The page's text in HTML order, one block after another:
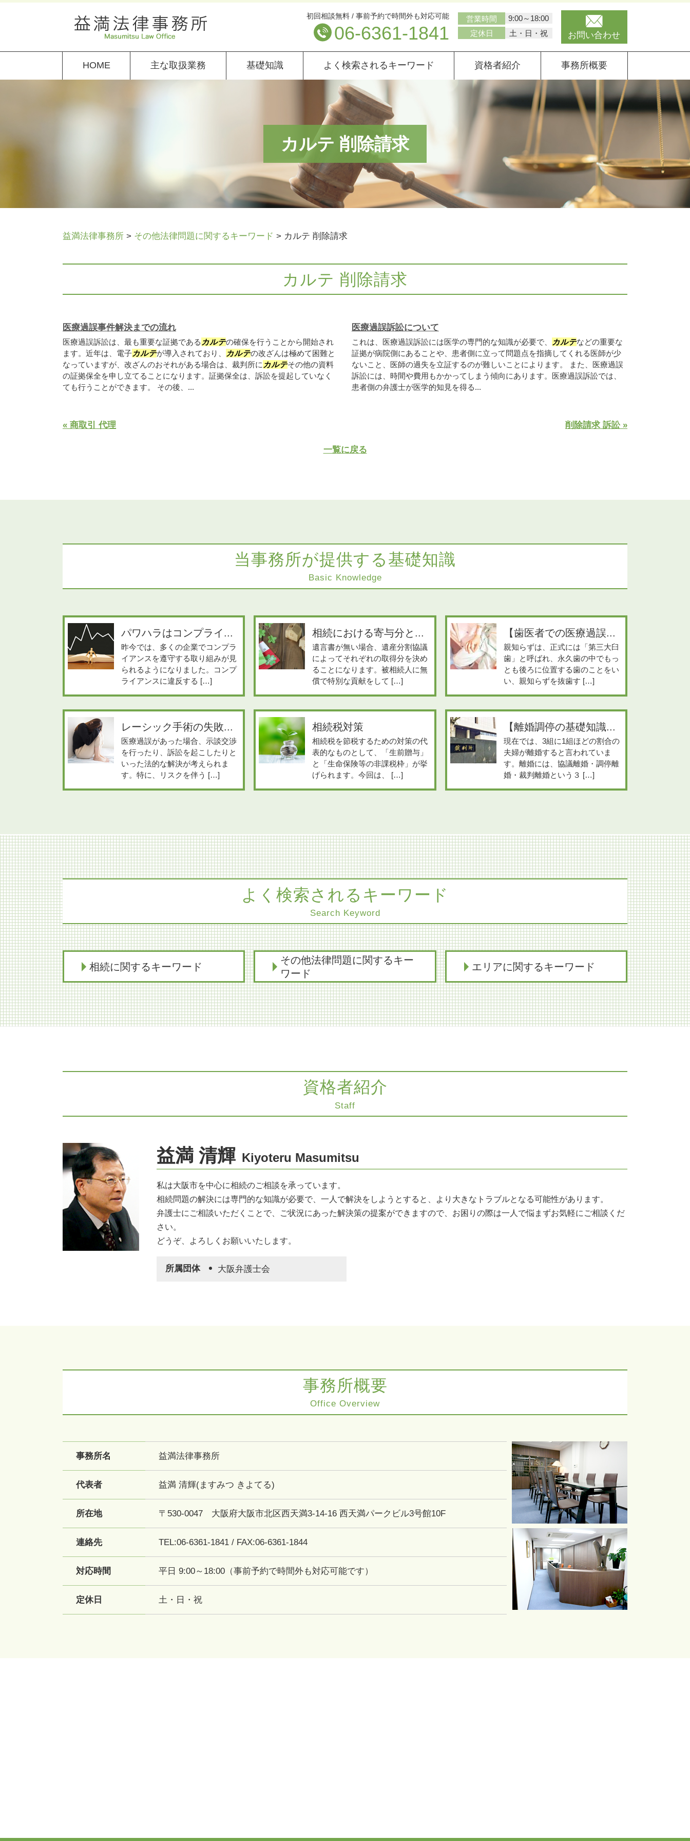
カルテ 削除請求
初回相談無料 / 事前予約で時間外も対応可能
06-6361-1841
営業時間
9:00～18:00
定休日
土・日・祝 お問い合わせ
HOME 主な取扱業務 基礎知識 よく検索されるキーワード 資格者紹介 事務所概要
益満法律事務所 > その他法律問題に関するキーワード > カルテ 削除請求
カルテ 削除請求
医療過誤事件解決までの流れ
医療過誤訴訟は、最も重要な証拠である カルテの確保を行うことから開始され
ます。近年は、電子カルテが導入されており、 カルテの改ざんは極めて困難と
なっていますが、改ざんのおそれがある場合は、裁判所に カルテその他の資料
の証拠保全を申し立てることになります。証拠保全は、訴訟を提起していなく
ても行うことができます。 その後、...
医療過誤訴訟について
これは、医療過誤訴訟には医学の専門的な知識が必要で、 カルテなどの重要な
証拠が病院側にあることや、患者側に立って問題点を指摘してくれる医師が少
ないこと、医師の過失を立証するのが難しいことによります。 また、医療過誤
訴訟には、時間や費用もかかってしまう傾向にあります。医療過誤訴訟では、
患者側の弁護士が医学的知見を得る...
« 商取引 代理 削除請求 訴訟 »
一覧に戻る
当事務所が提供する基礎知識
Basic Knowledge
パワハラはコンプライ...
昨今では、多くの企業でコンプラ
イアンスを遵守する取り組みが見
られるようになりました。コンプ
ライアンスに違反する […]
相続における寄与分と...
遺言書が無い場合、遺産分割協議
によってそれぞれの取得分を決め
ることになります。被相続人に無
償で特別な貢献をして […]
【歯医者での医療過誤...
親知らずは、正式には「第三大臼
歯」と呼ばれ、永久歯の中でもっ
とも後ろに位置する歯のことをい
い、親知らずを抜歯す […]
レーシック手術の失敗...
医療過誤があった場合、示談交渉
を行ったり、訴訟を起こしたりと
いった法的な解決が考えられま
す。特に、リスクを伴う […]
相続税対策
相続税を節税するための対策の代
表的なものとして、「生前贈与」
と「生命保険等の非課税枠」が挙
げられます。今回は、 […]
【離婚調停の基礎知識...
現在では、3組に1組ほどの割合の
夫婦が離婚すると言われていま
す。離婚には、協議離婚・調停離
婚・裁判離婚という３ […]
よく検索されるキーワード
Search Keyword
相続に関するキーワード
遺留分 法定相続分 違い
相続 遺産分割協議書
相続放棄 あとから
相続放棄 弁護士
限定承認 注意点
限定承認 弁済 相続人
相続放棄手続き 生前
相続放棄とは
生前対策 種類
限定承認 弁済
公正証書遺言 遺留分
家族信託 認知症
その他法律問題に関するキー
ワード
明け渡し 訴訟
医療過誤 保険
医療過誤 補償
組織再編 m&a
交通事故 損害賠償
不当解雇 労基署
医療過誤 損害賠償 病院
レーシック 失敗 失明
医療過誤
医療過誤 基準
特定 商取引 法 起訴
カルテ 開示 拒否
エリアに関するキーワード
交通事故 神戸市 弁護士
医療過誤 奈良市 弁護士
家族信託 神戸市 弁護士
削除請求 神戸市 弁護士
契約法務 神戸市 弁護士
遺留分侵害額請求 大阪市 弁護士
資格者紹介
Staff
益満 清輝 Kiyoteru Masumitsu
私は大阪市を中心に相続のご相談を承っています。
相続問題の解決には専門的な知識が必要で、一人で解決をしようとすると、より大きなトラブルとなる可能性があります。
弁護士にご相談いただくことで、ご状況にあった解決策の提案ができますので、お困りの際は一人で悩まずお気軽にご相談くだ
さい。
どうぞ、よろしくお願いいたします。
所属団体 大阪弁護士会
事務所概要
Office Overview
事務所名 益満法律事務所
代表者 益満 清輝(ますみつ きよてる)
所在地 〒530-0047 大阪府大阪市北区西天満3-14-16 西天満パークビル3号館10F
連絡先 TEL:06-6361-1841 / FAX:06-6361-1844
対応時間 平日 9:00～18:00（事前予約で時間外も対応可能です）
定休日 土・日・祝